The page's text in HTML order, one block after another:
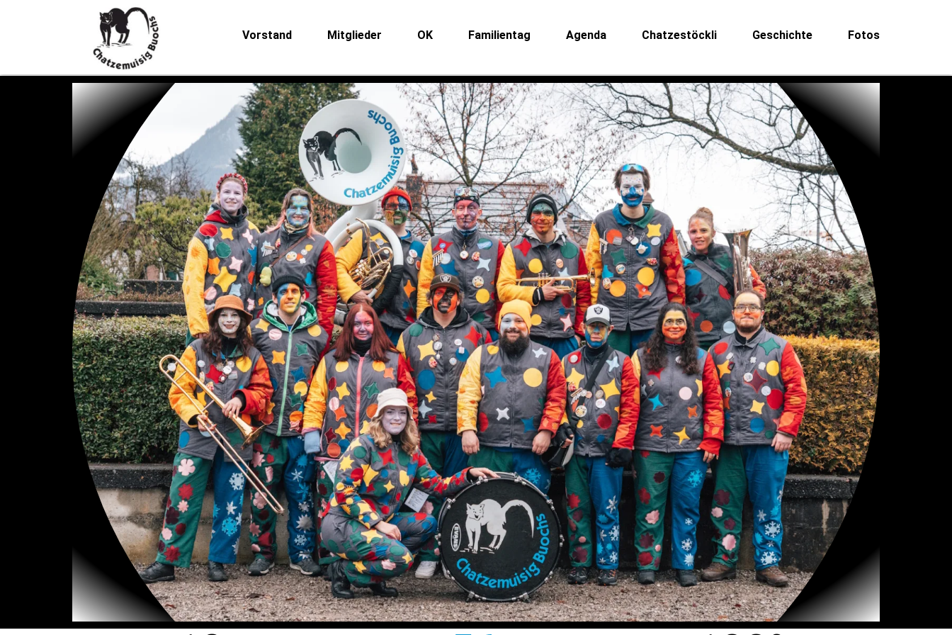
Vorstand Mitglieder OK Familientag Agenda Chatzestöckli Geschichte Fotos